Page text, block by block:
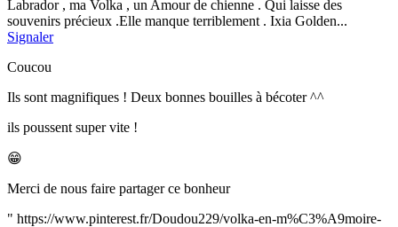
Labrador , ma Volka , un Amour de chienne . Qui laisse des
souvenirs précieux .Elle manque terriblement . Ixia Golden...
Signaler
Coucou
Ils sont magnifiques ! Deux bonnes bouilles à bécoter ^^
ils poussent super vite !
😁
Merci de nous faire partager ce bonheur
" https://www.pinterest.fr/Doudou229/volka-en-m%C3%A9moire-